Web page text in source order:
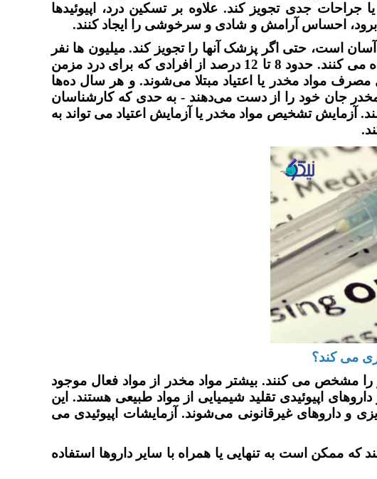
جراحات جدی تجویز کند. علاوه بر تسکین درد، اپیوئیدها
برود، احساس آرامش و شادی و سرخوشی را ایجاد کنند.
است، حتی اگر پزشک آنها را تجویز کند. میلیون ها نفر
سالانه از مواد مخدر تجویزی سوء استفاده می کنند. حدود 8 تا 12 درصد از افرادی که برای درد مزمن
مصرف مواد مخدر یا اعتیاد مبتلا می‌شوند. و هر سال ده‌ها
جان خود را از دست می‌دهند - به حدی که کارشناسان
آزمایش تشخیص مواد مخدر یا آزمایش اعتیاد می تواند به
می کند؟
را مشخص می کنند. بیشتر مواد مخدر از مواد فعال موجود
اپیوئیدی تقلید شیمیایی از مواد طبیعی هستند. این
و داروهای غیرقانونی می‌شوند. آزمایشات اپیوئیدی می
که ممکن است به تنهایی یا همراه با سایر داروها استفاده